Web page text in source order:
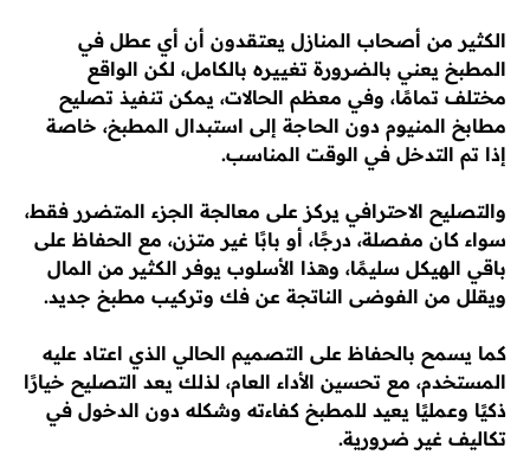
الكثير من أصحاب المنازل يعتقدون أن أي عطل في
المطبخ يعني بالضرورة تغييره بالكامل، لكن الواقع
مختلف تمامًا، وفي معظم الحالات، يمكن تنفيذ تصليح
مطابخ المنيوم دون الحاجة إلى استبدال المطبخ، خاصة
إذا تم التدخل في الوقت المناسب.
والتصليح الاحترافي يركز على معالجة الجزء المتضرر فقط،
سواء كان مفصلة، درجًا، أو بابًا غير متزن، مع الحفاظ على
باقي الهيكل سليمًا، وهذا الأسلوب يوفر الكثير من المال
ويقلل من الفوضى الناتجة عن فك وتركيب مطبخ جديد.
كما يسمح بالحفاظ على التصميم الحالي الذي اعتاد عليه
المستخدم، مع تحسين الأداء العام، لذلك يعد التصليح خيارًا
ذكيًا وعمليًا يعيد للمطبخ كفاءته وشكله دون الدخول في
تكاليف غير ضرورية.